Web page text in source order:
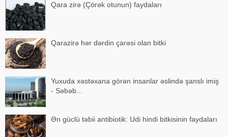
Qara zirə (Çörək otunun) faydaları
Qarazirə hər dərdin çarəsi olan bitki
Yuxuda xəstəxana görən insanlar əslində şanslı imiş
- Səbəb...
Ən güclü təbii antibiotik: Udi hindi bitkisinin faydaları